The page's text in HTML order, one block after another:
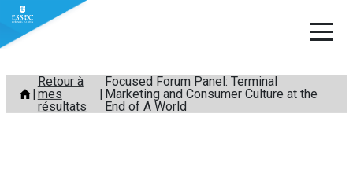
Aller
contenu
Retour à
mes
résultats
Focused Forum Panel: Terminal
Marketing and Consumer Culture at the
End of A World